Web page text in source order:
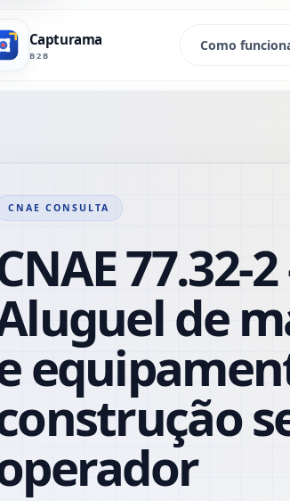
Capturama
B2B
Como
CNAE CONSULTA
77.32-2
de